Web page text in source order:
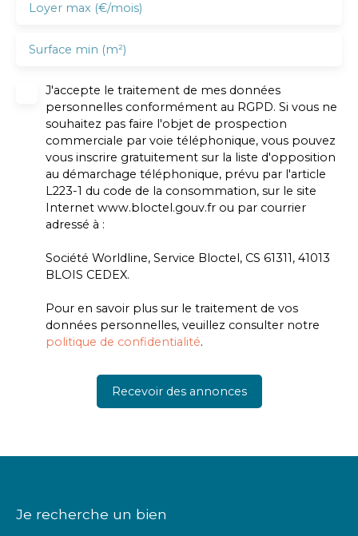
Loyer max (€/mois)
Surface min (m²)
J'accepte le traitement de mes données
personnelles conformément au RGPD. Si vous ne
souhaitez pas faire l'objet de prospection
commerciale par voie téléphonique, vous pouvez
vous inscrire gratuitement sur la liste d'opposition
au démarchage téléphonique, prévu par l'article
L223-1 du code de la consommation, sur le site
Internet www.bloctel.gouv.fr ou par courrier
adressé à :
Société Worldline, Service Bloctel, CS 61311, 41013
BLOIS CEDEX.
Pour en savoir plus sur le traitement de vos
données personnelles, veuillez consulter notre
politique de confidentialité.
Recevoir des annonces
Je recherche un bien